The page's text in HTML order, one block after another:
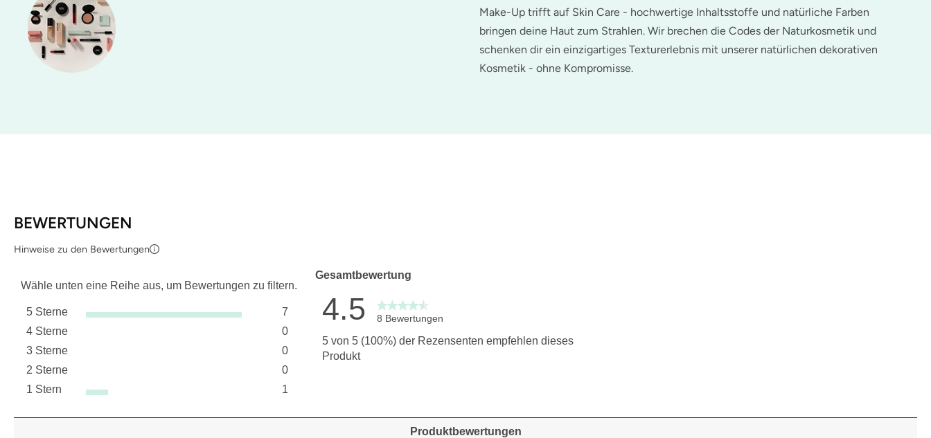
Make-Up trifft auf Skin Care - hochwertige Inhaltsstoffe und natürliche Farben
bringen deine Haut zum Strahlen. Wir brechen die Codes der Naturkosmetik und
schenken dir ein einzigartiges Texturerlebnis mit unserer natürlichen dekorativen
Kosmetik - ohne Kompromisse.
BEWERTUNGEN
Hinweise zu den Bewertungen
Wähle unten eine Reihe aus, um Bewertungen zu filtern.
5 Sterne Sterne
7
7 Bewertungen mit 5 Sternen.
4 Sterne
0
0 Bewertungen mit 4 Sternen.
3 Sterne
0
0 Bewertungen mit 3 Sternen.
2 Sterne
0
0 Bewertungen mit 2 Sternen.
1 Stern Sterne
1
Gesamtbewertung
4.5 8 Bewertungen
5 von 5 (100%) der Rezensenten empfehlen dieses
Produkt
Produktbewertungen